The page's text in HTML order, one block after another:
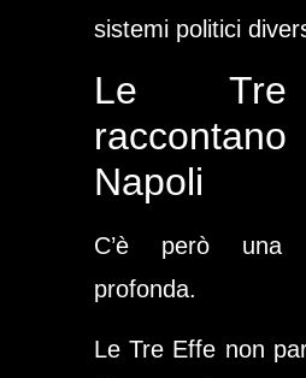
sistemi politici
Le
Napoli
C’è però una
profonda.
Le Tre Effe non